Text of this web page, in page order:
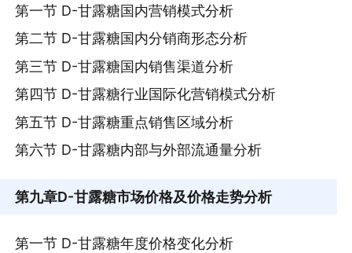
第一节 D-甘露糖国内营销模式分析
第二节 D-甘露糖国内分销商形态分析
第三节 D-甘露糖国内销售渠道分析
第四节 D-甘露糖行业国际化营销模式分析
第五节 D-甘露糖重点销售区域分析
第六节 D-甘露糖内部与外部流通量分析
第九章D-甘露糖市场价格及价格走势分析
第一节 D-甘露糖年度价格变化分析